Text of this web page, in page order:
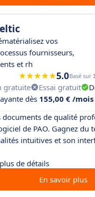
vos
fournisseurs,
et rh
5.0Basé sur
gratuite Essai gratuit
dès 155,00 € /mois
documents de qualité
de PAO. Gagnez du
intuitives et son
de détails
En savoir plus